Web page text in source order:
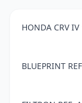
HONDA CRV
BLUEPRINT